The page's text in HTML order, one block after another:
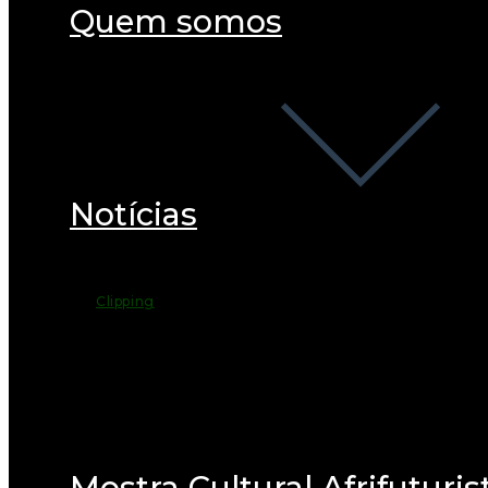
Quem somos
Notícias
Clipping